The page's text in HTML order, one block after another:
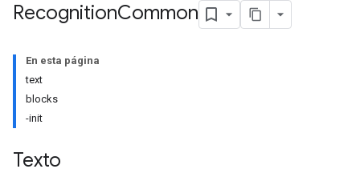
RecognitionCommon
En esta página
text
blocks
-init
Texto